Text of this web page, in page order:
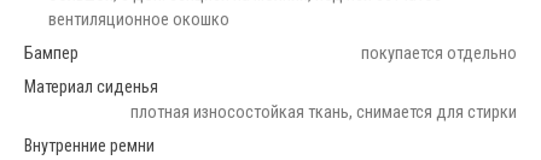
вентиляционное окошко
Бампер
покупается отдельно
Материал сиденья
плотная износостойкая ткань, снимается для стирки
Внутренние ремни